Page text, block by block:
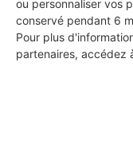
ou personnaliser vos
conservé pendant 6
Pour plus
partenaires, accédez